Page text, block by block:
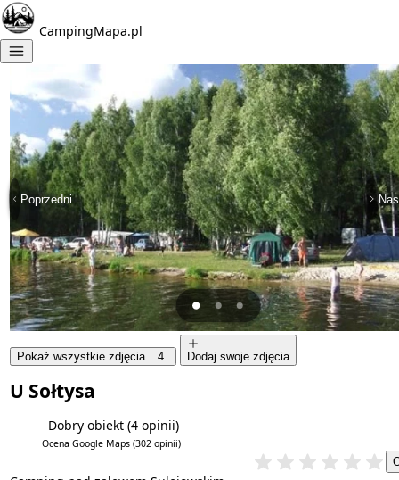
CampingMapa.pl
Poprzedni
Pokaż wszystkie zdjęcia 4 Dodaj swoje zdjęcia
U Sołtysa
Dobry obiekt (4 opinii)
Ocena Google Maps(302 opinii)